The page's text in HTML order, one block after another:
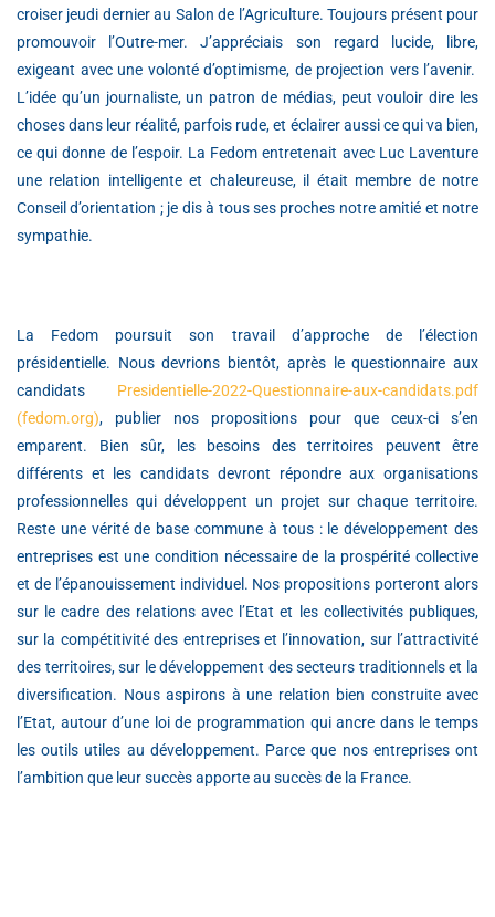
croiser jeudi dernier au Salon de l’Agriculture. Toujours présent pour
promouvoir l’Outre-mer. J’appréciais son regard lucide, libre,
exigeant avec une volonté d’optimisme, de projection vers l’avenir.
L’idée qu’un journaliste, un patron de médias, peut vouloir dire les
choses dans leur réalité, parfois rude, et éclairer aussi ce qui va bien,
ce qui donne de l’espoir. La Fedom entretenait avec Luc Laventure
une relation intelligente et chaleureuse, il était membre de notre
Conseil d’orientation ; je dis à tous ses proches notre amitié et notre
sympathie.
La Fedom poursuit son travail d’approche de l’élection
présidentielle. Nous devrions bientôt, après le questionnaire aux
candidats Presidentielle-2022-Questionnaire-aux-candidats.pdf
(fedom.org), publier nos propositions pour que ceux-ci s’en
emparent. Bien sûr, les besoins des territoires peuvent être
différents et les candidats devront répondre aux organisations
professionnelles qui développent un projet sur chaque territoire.
Reste une vérité de base commune à tous : le développement des
entreprises est une condition nécessaire de la prospérité collective
et de l’épanouissement individuel. Nos propositions porteront alors
sur le cadre des relations avec l’Etat et les collectivités publiques,
sur la compétitivité des entreprises et l’innovation, sur l’attractivité
des territoires, sur le développement des secteurs traditionnels et la
diversification. Nous aspirons à une relation bien construite avec
l’Etat, autour d’une loi de programmation qui ancre dans le temps
les outils utiles au développement. Parce que nos entreprises ont
l’ambition que leur succès apporte au succès de la France.